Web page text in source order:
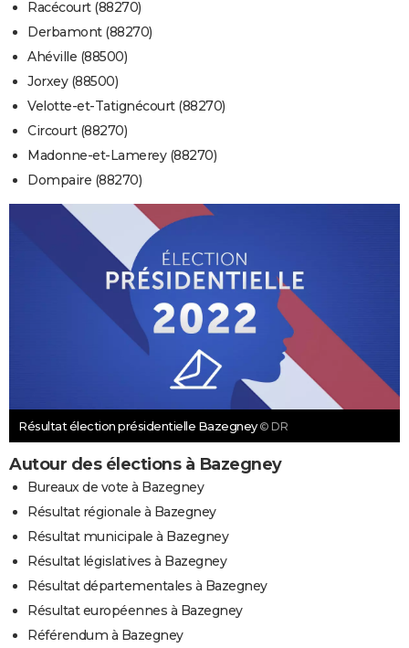
Racécourt (88270)
Derbamont (88270)
Ahéville (88500)
Jorxey (88500)
Velotte-et-Tatignécourt (88270)
Circourt (88270)
Madonne-et-Lamerey (88270)
Dompaire (88270)
Résultat élection présidentielle Bazegney © DR
Autour des élections à Bazegney
Bureaux de vote à Bazegney
Résultat régionale à Bazegney
Résultat municipale à Bazegney
Résultat législatives à Bazegney
Résultat départementales à Bazegney
Résultat européennes à Bazegney
Référendum à Bazegney